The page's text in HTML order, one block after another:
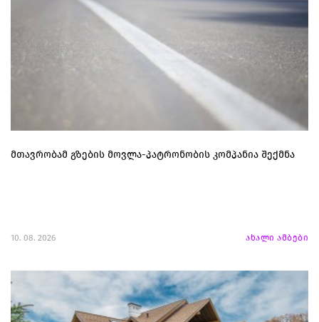
მთავრობამ გზების მოვლა-პატრონობის კომპანია შექმნა
10. 08. 2026 ახალი ამბები